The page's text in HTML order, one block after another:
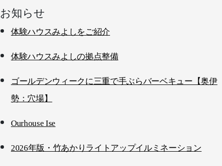
お知らせ
体験ハウスみよしをご紹介
体験ハウスみよしの拠点整備
ゴールデンウィークに三重で手ぶらバーベキュー【奥伊
勢：穴場】
Ourhouse Ise
2026年版・竹あかりライトアップイルミネーション